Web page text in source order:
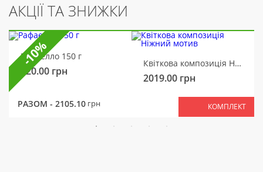
АКЦІЇ ТА ЗНИЖКИ
Рафаелло 150 г
320.00 грн
Квіткова композиція Ніжний мотив
2019.00 грн
РАЗОМ - 2105.10 грн КОМПЛЕКТ
-10%